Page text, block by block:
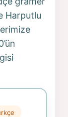
Harputlu